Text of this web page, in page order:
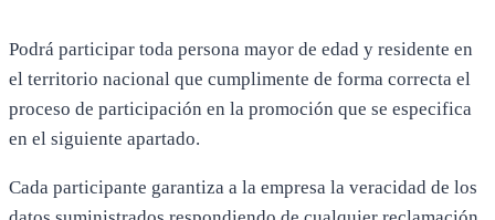
Podrá participar toda persona mayor de edad y residente en
el territorio nacional que cumplimente de forma correcta el
proceso de participación en la promoción que se especifica
en el siguiente apartado.
Cada participante garantiza a la empresa la veracidad de los